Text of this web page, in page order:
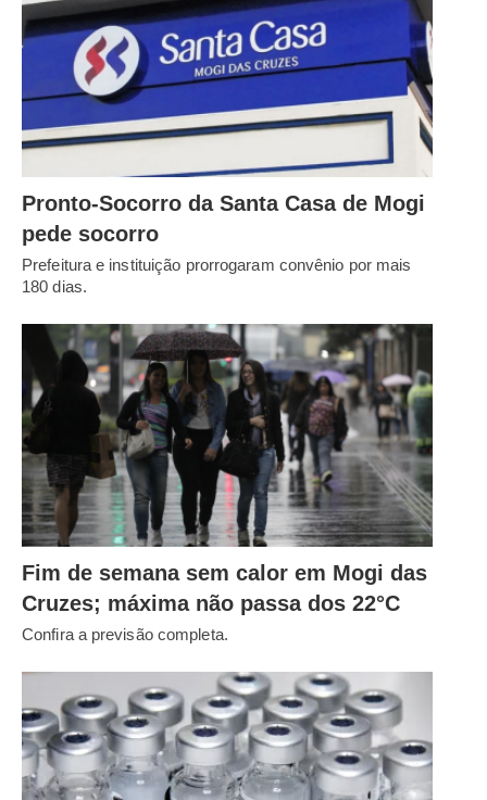
Pronto-Socorro da Santa Casa de Mogi
pede socorro
Prefeitura e instituição prorrogaram convênio por mais
180 dias.
Fim de semana sem calor em Mogi das
Cruzes; máxima não passa dos 22°C
Confira a previsão completa.